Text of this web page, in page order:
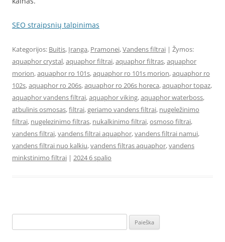
SEO straipsnių talpinimas
Kategorijos: Buitis, Įranga, Pramonei,Vandens filtrai | Žymos:
aquaphor crystal,aquaphor filtrai,aquaphor filtras,aquaphor
morion,aquaphor ro 101s,aquaphor ro 101s morion,aquaphor ro
102s,aquaphor ro 206s,aquaphor ro 206s horeca,aquaphor topaz,
aquaphor vandens filtrai,aquaphor viking,aquaphor waterboss,
atbulinis osmosas,filtrai,geriamo vandens filtrai, nugeležinimo
filtrai, nugelezinimo filtras, nukalkinimo filtrai,osmoso filtrai,
vandens filtrai,vandens filtrai aquaphor,vandens filtrai namui,
vandens filtrai nuo kalkiu,vandens filtras aquaphor,vandens
minkstinimo filtrai | 2024 6 spalio